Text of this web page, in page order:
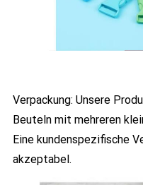
Verpackung: Unsere
Beuteln mit mehreren
Eine kundenspezifische
akzeptabel.